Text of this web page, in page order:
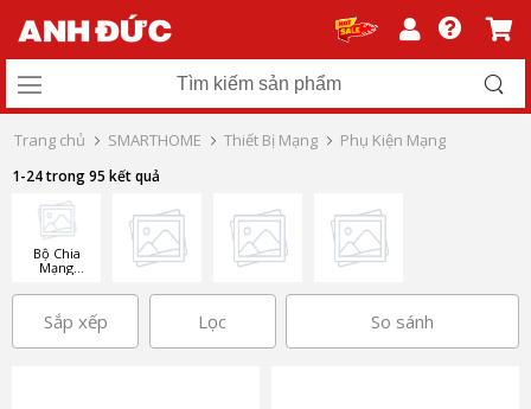
Trang chủ SMARTHOME Thiết Bị Mạng Phụ Kiện Mạng
1-24 trong 95 kết quả
Bộ Chia
Mạng
Sắp xếp Lọc So sánh